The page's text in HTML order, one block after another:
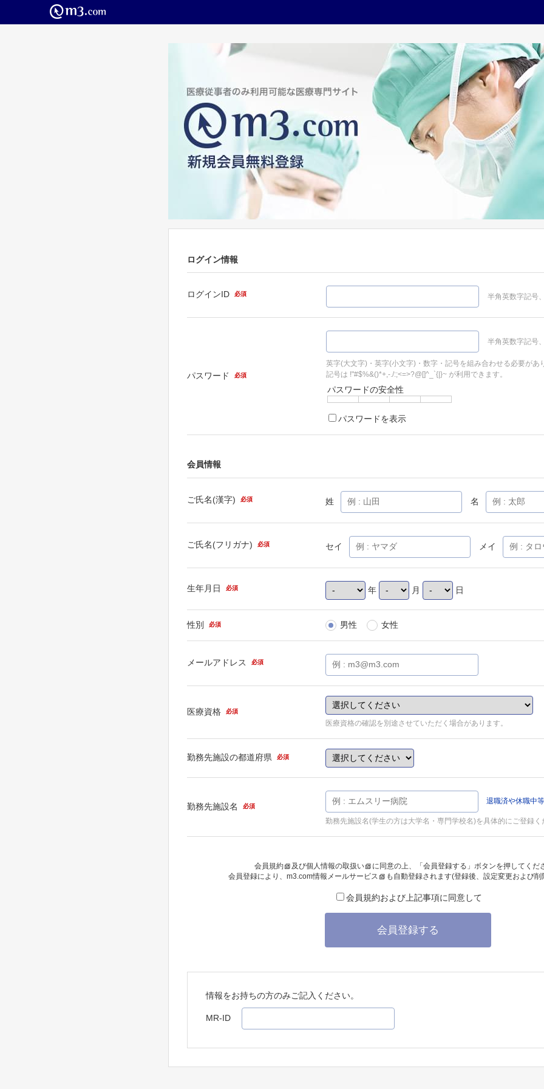
ログイン情報
ログインID 必須 半角英数字記号
パスワード 必須
半角英数字記号
英字(大文字)・英字(小文字)・数字・記号を組み合わせる必要があ
記号は !"#$%&()*+,-./:;<=>?@[]^_`{|}~ が利用できます。
パスワードの安全性
パスワードを表示
会員情報
ご氏名(漢字) 必須 姓 名
ご氏名(フリガナ) 必須 セイ メイ
生年月日 必須 年 月 日
性別 必須 男性 女性
メールアドレス 必須
医療資格 必須
医療資格の確認を別途させていただく場合があります。
勤務先施設の都道府県 必須
勤務先施設名 必須
退職済や休職中
勤務先施設名(学生の方は大学名・専門学校名)を具体的にご登録く
会員規約 及び個人情報の取扱い
に同意の上、「会員登録する」ボタンを押してくだ
会員登録により、 m3.com情報メールサービス も自動登録されます(登録後、設定変更および
会員規約および上記事項に同意して
会員登録する
情報をお持ちの方のみご記入ください。
MR-ID